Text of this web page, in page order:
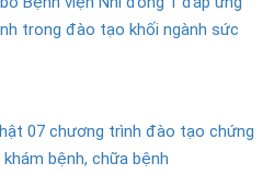
trong đào tạo khối ngành sức
07 chương trình đào tạo chứng
bệnh, chữa bệnh